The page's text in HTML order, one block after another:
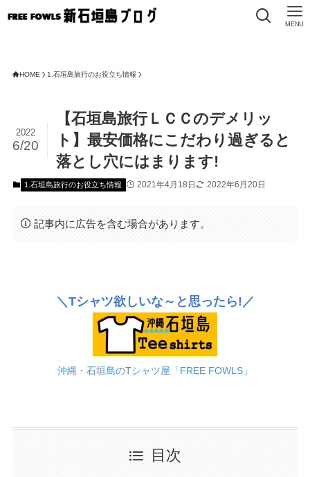
MENU
HOME 1.石垣島旅行のお役立ち情報
【石垣島旅行ＬＣＣのデメリッ
ト】最安価格にこだわり過ぎると
落とし穴にはまります!
2022
6/20
1.石垣島旅行のお役立ち情報 2021年4月18日 2022年6月20日
記事内に広告を含む場合があります。
＼Tシャツ欲しいな～と思ったら!／
沖縄・石垣島のTシャツ屋「FREE FOWLS」
目次